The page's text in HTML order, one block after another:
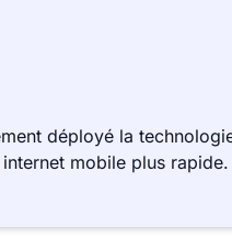
déployé la
mobile plus rapide.